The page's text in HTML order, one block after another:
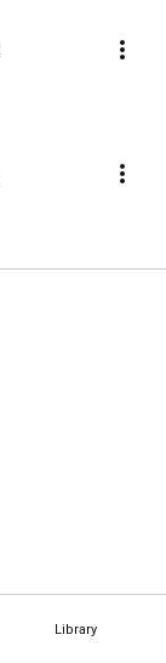
Library